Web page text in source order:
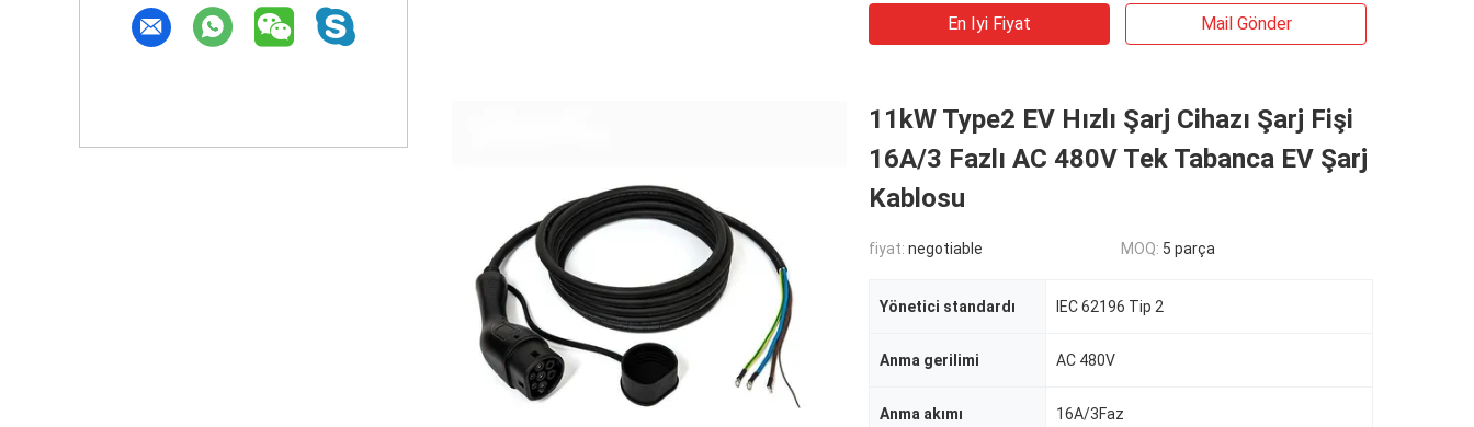
En Iyi Fiyat Mail Gönder
11kW Type2 EV Hızlı Şarj Cihazı Şarj Fişi
16A/3 Fazlı AC 480V Tek Tabanca EV Şarj
Kablosu
fiyat: negotiable MOQ: 5 parça
Yönetici standardı IEC 62196 Tip 2
Anma gerilimi AC 480V
Anma akımı 16A/3Faz